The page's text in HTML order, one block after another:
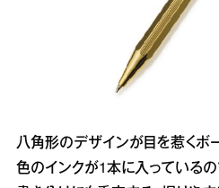
八角形のデザインが目を惹くボ
色のインクが1本に入っているの